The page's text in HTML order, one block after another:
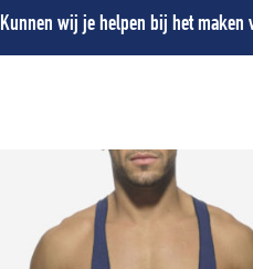
Kunnen wij je helpen bij het maken